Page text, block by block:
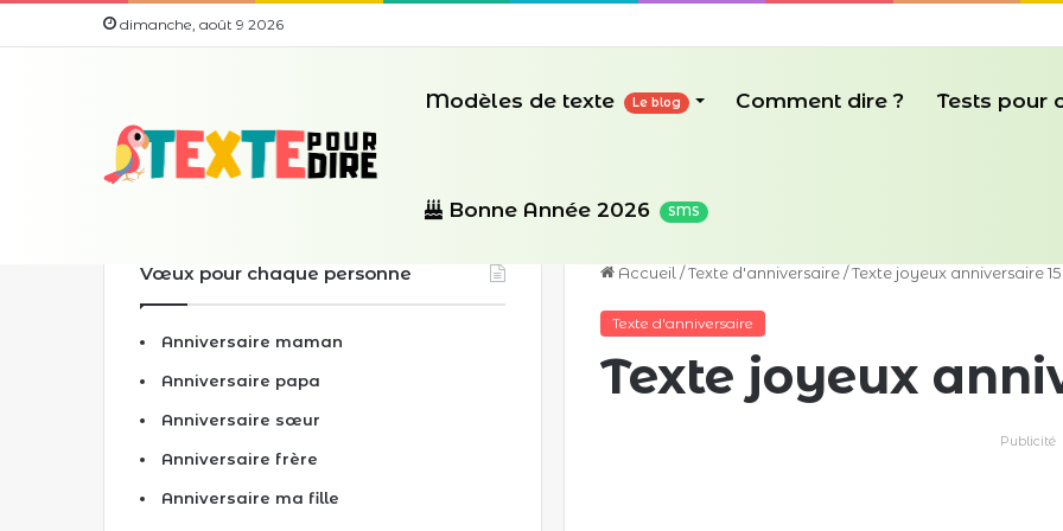
dimanche, août 9 2026
Modèles de texte Le blog Comment dire ? Tests pour
Bonne Année 2026 SMS
Accueil /Texte d'anniversaire/Texte joyeux anniversaire
Texte d'anniversaire
Texte joyeux
Publicité
Vœux pour chaque personne
Anniversaire maman
Anniversaire papa
Anniversaire sœur
Anniversaire frère
Anniversaire ma fille